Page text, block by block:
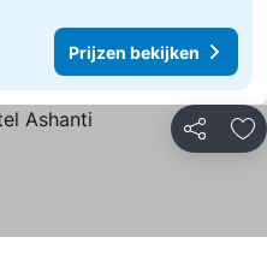
Prijzen bekijken
Delen